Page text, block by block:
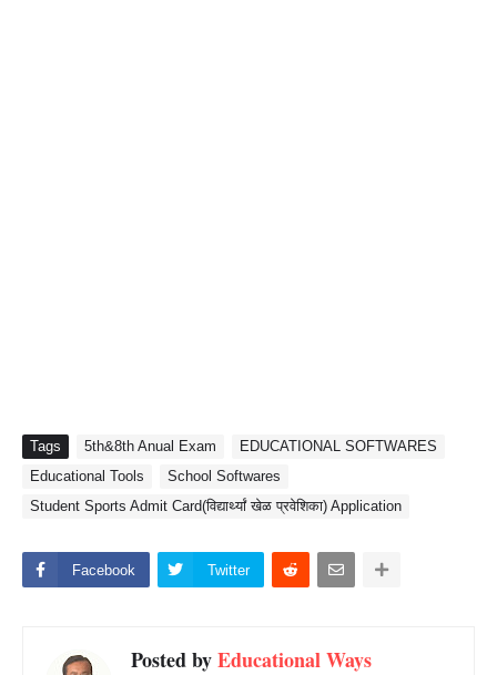
Tags 5th&8th Anual Exam
EDUCATIONAL SOFTWARES
Educational Tools
School Softwares
Student Sports Admit Card(विद्यार्थ्यां खेळ प्रवेशिका) Application
Facebook Twitter
Posted byEducational Ways